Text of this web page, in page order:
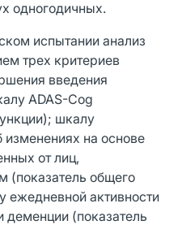
одногодичных.
испытании анализ
трех критериев
введения
ADAS-Cog
шкалу
изменениях на основе
от лиц,
(показатель общего
ежедневной активности
(показатель